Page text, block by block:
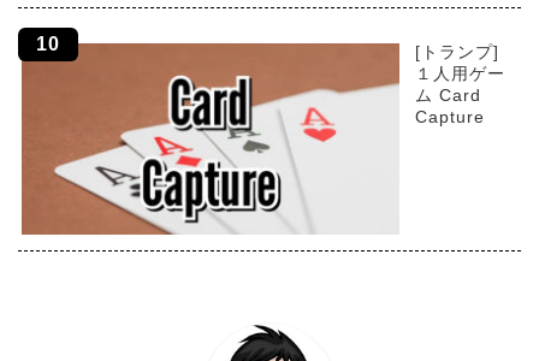
[トランプ]
１人用ゲー
ム Card
Capture